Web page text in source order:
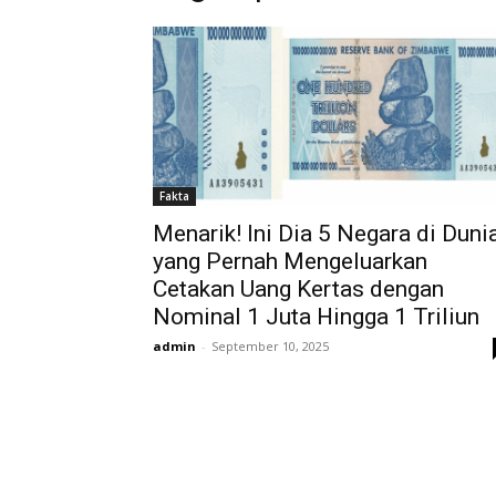
Fakta
Menarik! Ini Dia 5 Negara di
yang Pernah Mengeluarkan
Cetakan Uang Kertas dengan
Nominal 1 Juta Hingga 1 Triliun
admin - September 10, 2025